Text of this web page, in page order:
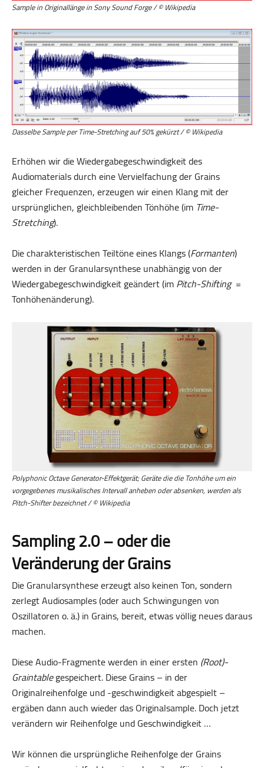
Sample in Originallänge in Sony Sound Forge / © Wikipedia
Dasselbe Sample per Time-Stretching auf 50% gekürzt / © Wikipedia
Erhöhen wir die Wiedergabegeschwindigkeit des
Audiomaterials durch eine Vervielfachung der Grains
gleicher Frequenzen, erzeugen wir einen Klang mit der
ursprünglichen, gleichbleibenden Tönhöhe (im Time-
Stretching).
Die charakteristischen Teiltöne eines Klangs (Formanten)
werden in der Granularsynthese unabhängig von der
Wiedergabegeschwindigkeit geändert (imPitch-Shifting=
Tonhöhenänderung).
Polyphonic Octave Generator-Effektgerät; Geräte die die Tonhöhe um ein
vorgegebenes musikalisches Intervall anheben oder absenken, werden als
Pitch-Shifter bezeichnet / © Wikipedia
Sampling 2.0 – oder die
Veränderung der Grains
Die Granularsynthese erzeugt also keinen Ton, sondern
zerlegt Audiosamples (oder auch Schwingungen von
Oszillatoren o. ä.) in Grains, bereit, etwas völlig neues daraus
machen.
Diese Audio-Fragmente werden in einer ersten (Root)-
Graintablegespeichert. Diese Grains – in der
Originalreihenfolge und -geschwindigkeit abgespielt –
ergäben dann auch wieder das Originalsample. Doch jetzt
verändern wir Reihenfolge und Geschwindigkeit …
Wir können die ursprüngliche Reihenfolge der Grains